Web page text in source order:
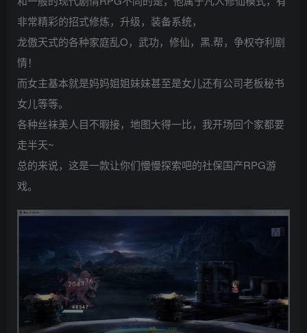
非常精彩的招式修炼，升级，装备系统，
龙傲天式的各种家庭乱O，武功，修仙，黑.帮，争权夺利剧
情！
而女主基本就是妈妈姐姐妹妹甚至是女儿还有公司老板秘书
女儿等等。
各种丝袜美人目不暇接，地图大得一比，我开场回个家都要
走半天~
总的来说，这是一款让你们慢慢探索吧的社保国产RPG游
戏。